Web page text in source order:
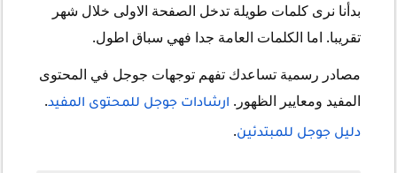
بدأنا نرى كلمات طويلة تدخل الصفحة الاولى خلال شهر
تقريبا. اما الكلمات العامة جدا فهي سباق اطول.
مصادر رسمية تساعدك تفهم توجهات جوجل في المحتوى
المفيد ومعايير الظهور. ارشادات جوجل للمحتوى المفيد.
دليل جوجل للمبتدئين.